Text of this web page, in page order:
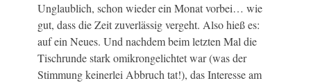
Unglaublich, schon wieder ein Monat vorbei… wie
gut, dass die Zeit zuverlässig vergeht. Also hieß es:
auf ein Neues. Und nachdem beim letzten Mal die
Tischrunde stark omikrongelichtet war (was der
Stimmung keinerlei Abbruch tat!), das Interesse am